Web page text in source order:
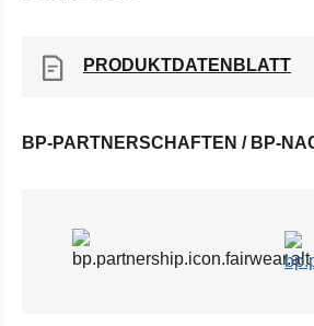
PRODUKTDATENBLATT
BP-PARTNERSCHAFTEN / BP-